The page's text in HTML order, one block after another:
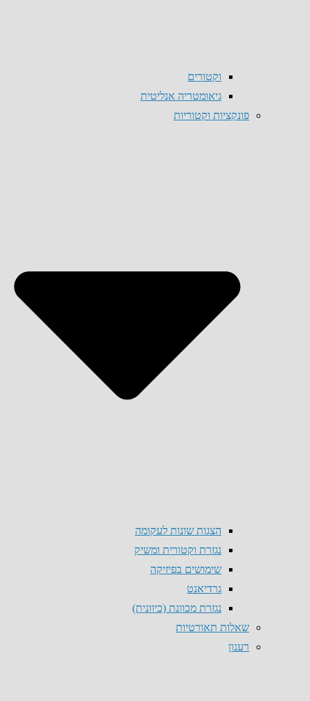
וקטורים
גיאומטריה אנליטית
פונקציות וקטוריות
הצגות שונות לעקומה
נגזרת וקטורית ומשיק
שימושים בפיזיקה
גרדיאנט
נגזרת מכוונת (כיוונית)
שאלות תאורטיות
רענון